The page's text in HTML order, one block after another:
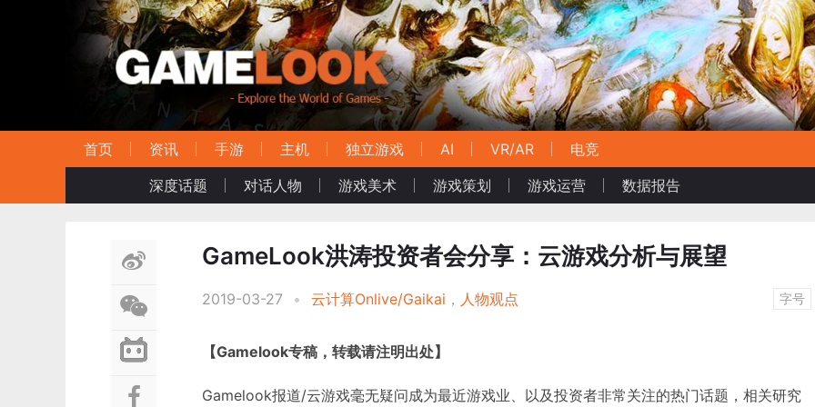
首页 资讯 手游 主机 独立游戏 AI VR/AR
电竞
深度话题
对话人物 游戏美术 游戏策划 游戏运营 数据报告
GameLook洪涛投资者会分享：云游戏分析与展望
2019-03-27 • 云计算Onlive/Gaikai ， 人物观点 字号
【Gamelook专稿，转载请注明出处】
Gamelook报道/云游戏毫无疑问成为最近游戏业、以及投资者非常关注的热门话题，相关研究